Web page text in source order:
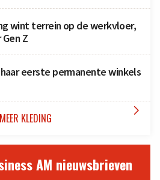
wint terrein op de werkvloer,
Z
eerste permanente winkels
MEER KLEDING 
AM nieuwsbrieven